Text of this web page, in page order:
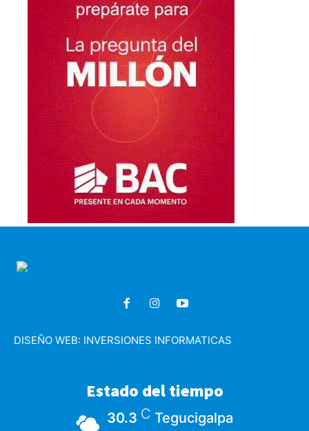
DISEÑO WEB: INVERSIONES INFORMATICAS
Estado del tiempo
30.3 C Tegucigalpa